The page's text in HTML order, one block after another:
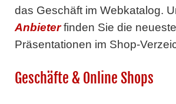
das Geschäft im Webkatalog.
Anbieterfinden Sie die
Präsentationen im Shop-
Geschäfte & Online Shops